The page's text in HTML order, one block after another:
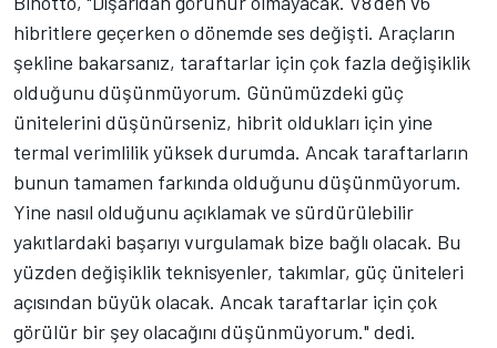
hibritlere geçerken o dönemde ses değişti. Araçların
şekline bakarsanız, taraftarlar için çok fazla değişiklik
olduğunu düşünmüyorum. Günümüzdeki güç
ünitelerini düşünürseniz, hibrit oldukları için yine
termal verimlilik yüksek durumda. Ancak taraftarların
bunun tamamen farkında olduğunu düşünmüyorum.
Yine nasıl olduğunu açıklamak ve sürdürülebilir
yakıtlardaki başarıyı vurgulamak bize bağlı olacak. Bu
yüzden değişiklik teknisyenler, takımlar, güç üniteleri
açısından büyük olacak. Ancak taraftarlar için çok
görülür bir şey olacağını düşünmüyorum." dedi.